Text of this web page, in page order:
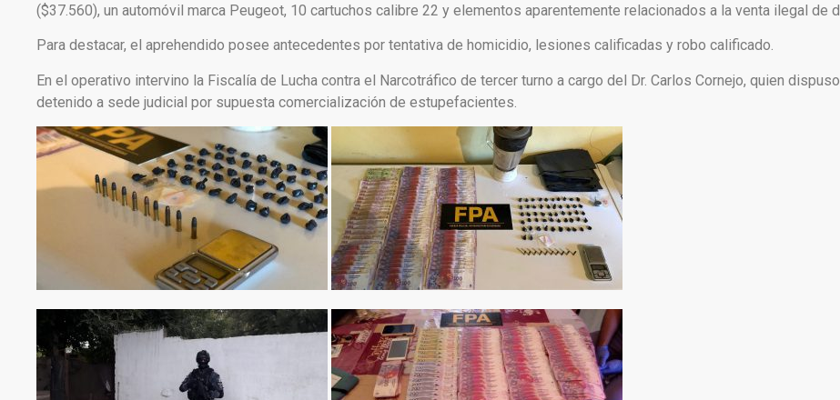
($37.560), un automóvil marca Peugeot, 10 cartuchos calibre 22 y elementos aparentemente relacionados a la venta ilegal de
Para destacar, el aprehendido posee antecedentes por tentativa de homicidio, lesiones calificadas y robo calificado.
En el operativo intervino la Fiscalía de Lucha contra el Narcotráfico de tercer turno a cargo del Dr. Carlos Cornejo, quien
detenido a sede judicial por supuesta comercialización de estupefacientes.